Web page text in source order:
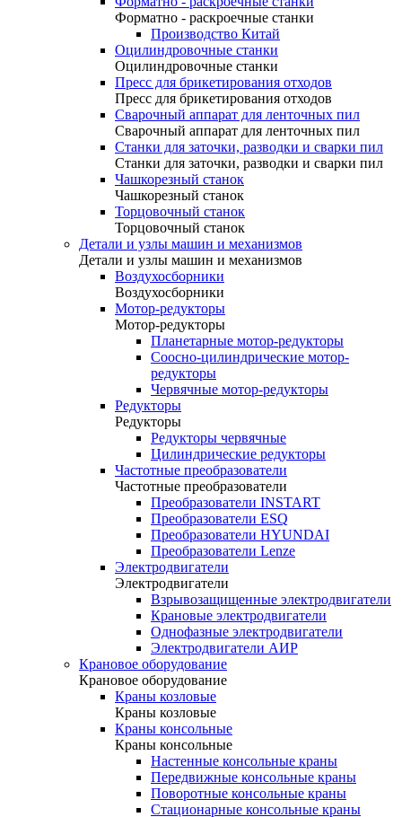
Форматно - раскроечные станки
Производство Китай
Оцилиндровочные станки
Оцилиндровочные станки
Пресс для брикетирования отходов
Пресс для брикетирования отходов
Сварочный аппарат для ленточных пил
Сварочный аппарат для ленточных пил
Станки для заточки, разводки и сварки пил
Станки для заточки, разводки и сварки пил
Чашкорезный станок
Чашкорезный станок
Торцовочный станок
Торцовочный станок
Детали и узлы машин и механизмов
Детали и узлы машин и механизмов
Воздухосборники
Воздухосборники
Мотор-редукторы
Мотор-редукторы
Планетарные мотор-редукторы
Соосно-цилиндрические мотор-
редукторы
Червячные мотор-редукторы
Редукторы
Редукторы
Редукторы червячные
Цилиндрические редукторы
Частотные преобразователи
Частотные преобразователи
Преобразователи INSTART
Преобразователи ESQ
Преобразователи HYUNDAI
Преобразователи Lenze
Электродвигатели
Электродвигатели
Взрывозащищенные электродвигатели
Крановые электродвигатели
Однофазные электродвигатели
Электродвигатели АИР
Крановое оборудование
Крановое оборудование
Краны козловые
Краны козловые
Краны консольные
Краны консольные
Настенные консольные краны
Передвижные консольные краны
Поворотные консольные краны
Стационарные консольные краны